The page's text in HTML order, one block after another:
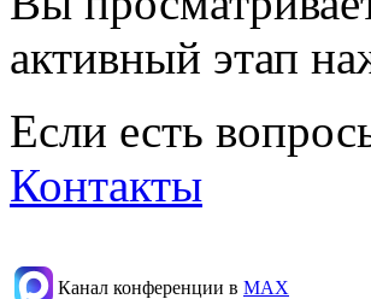
активный этап
Если есть
Контакты
Канал конференции в МАХ